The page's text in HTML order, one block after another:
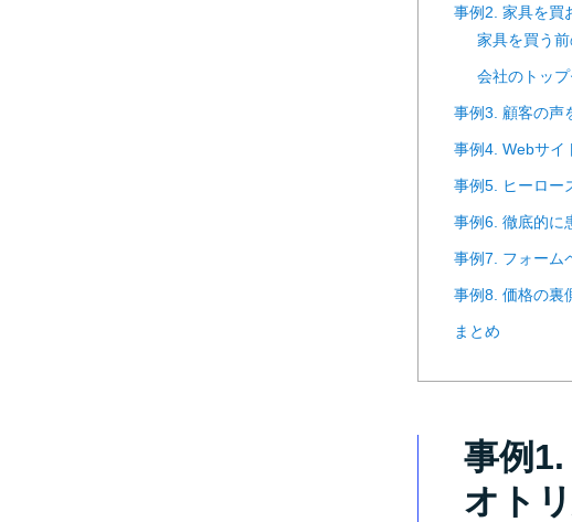
事例2. 家具を買
家具を買う
会社のトッ
事例3. 顧客の声
事例4. Webサイ
事例5. ヒーロー
事例6. 徹底的に
事例7. フォーム
事例8. 価格の裏
まとめ
事例
オト